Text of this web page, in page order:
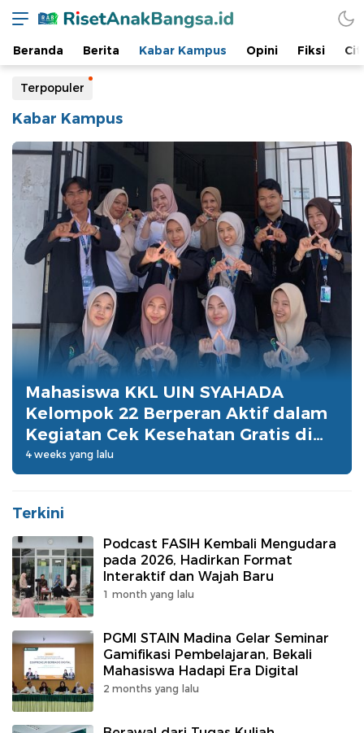
Beranda Berita Kabar Kampus Opini Fiksi
Terpopuler
Kabar Kampus
Mahasiswa KKL UIN SYAHADA
Kelompok 22 Berperan Aktif dalam
Kegiatan Cek Kesehatan Gratis di
Desa Lumban Dolok
4 weeks yang lalu
Terkini
Podcast FASIH Kembali Mengudara
pada 2026, Hadirkan Format
Interaktif dan Wajah Baru
1 month yang lalu
PGMI STAIN Madina Gelar Seminar
Gamifikasi Pembelajaran, Bekali
Mahasiswa Hadapi Era Digital
2 months yang lalu